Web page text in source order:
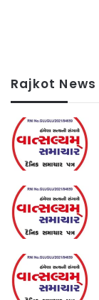
Rajkot News